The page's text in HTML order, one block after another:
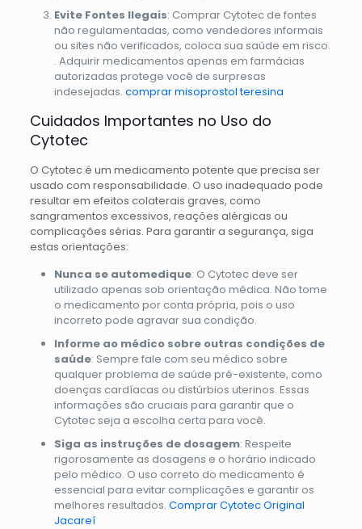
Evite Fontes Ilegais: Comprar Cytotec de fontes
não regulamentadas, como vendedores informais
ou sites não verificados, coloca sua saúde em risco.
. Adquirir medicamentos apenas em farmácias
autorizadas protege você de surpresas
indesejadas. comprar misoprostol teresina
Cuidados Importantes no Uso do
Cytotec
O Cytotec é um medicamento potente que precisa ser
usado com responsabilidade. O uso inadequado pode
resultar em efeitos colaterais graves, como
sangramentos excessivos, reações alérgicas ou
complicações sérias. Para garantir a segurança, siga
estas orientações:
Nunca se automedique: O Cytotec deve ser
utilizado apenas sob orientação médica. Não tome
o medicamento por conta própria, pois o uso
incorreto pode agravar sua condição.
Informe ao médico sobre outras condições de
saúde: Sempre fale com seu médico sobre
qualquer problema de saúde pré-existente, como
doenças cardíacas ou distúrbios uterinos. Essas
informações são cruciais para garantir que o
Cytotec seja a escolha certa para você.
Siga as instruções de dosagem: Respeite
rigorosamente as dosagens e o horário indicado
pelo médico. O uso correto do medicamento é
essencial para evitar complicações e garantir os
melhores resultados. Comprar Cytotec Original
Jacareí